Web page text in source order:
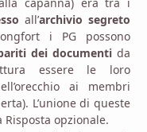
capanna) era tra i
all’archivio segreto
i PG possono
dei documentida
essere le loro
ai membri
L’unione di queste
opzionale.